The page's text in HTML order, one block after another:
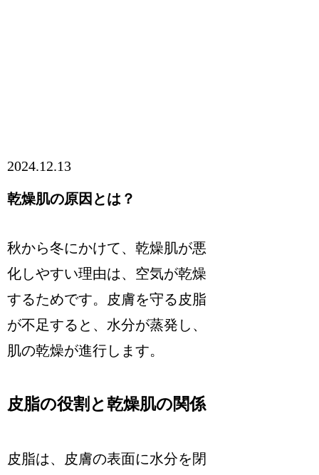
2024.12.13
乾燥肌の原因とは？
秋から冬にかけて、乾燥肌が悪
化しやすい理由は、空気が乾燥
するためです。皮膚を守る皮脂
が不足すると、水分が蒸発し、
肌の乾燥が進行します。
皮脂の役割と乾燥肌の関係
皮脂は、皮膚の表面に水分を閉